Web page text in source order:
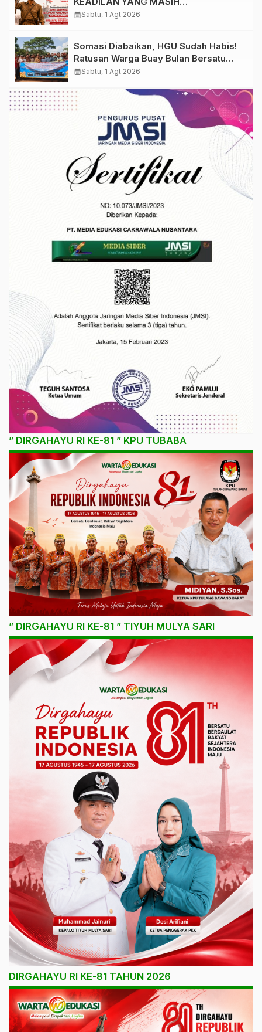
DIPERJUANGKAN
calendar_monthSabtu, 1 Agt 2026
Somasi Diabaikan, HGU Sudah Habis!
Ratusan Warga Buay Bulan Bersatu
Beri Peringatan Terakhir Ke PTPN 1
calendar_monthSabtu, 1 Agt 2026
” DIRGAHAYU RI KE-81 ” KPU TUBABA
” DIRGAHAYU RI KE-81 ” TIYUH MULYA SARI
DIRGAHAYU RI KE-81 TAHUN 2026